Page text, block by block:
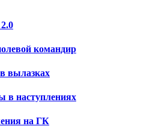
командир
вылазках
в наступлениях
на ГК